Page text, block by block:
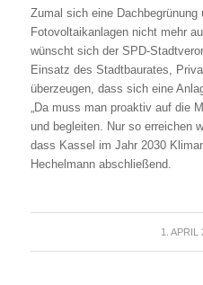
Zumal sich eine Dachbegrünung
Fotovoltaikanlagen nicht mehr
wünscht sich der SPD-
Einsatz des Stadtbaurates,
überzeugen, dass sich eine
„Da muss man proaktiv auf die
und begleiten. Nur so erreichen
dass Kassel im Jahr 2030
Hechelmann abschließend.
1. APRIL
/